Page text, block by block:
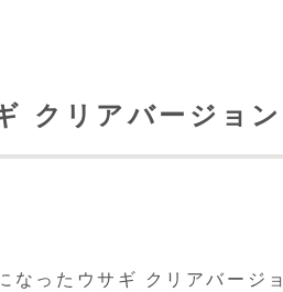
クリアバージョン
なったウサギ クリアバージ